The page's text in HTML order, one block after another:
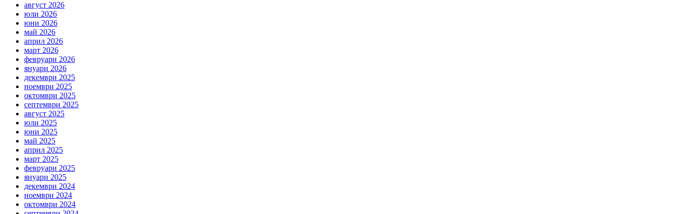
август 2026
юли 2026
юни 2026
май 2026
април 2026
март 2026
февруари 2026
януари 2026
декември 2025
ноември 2025
октомври 2025
септември 2025
август 2025
юли 2025
юни 2025
май 2025
април 2025
март 2025
февруари 2025
януари 2025
декември 2024
ноември 2024
октомври 2024